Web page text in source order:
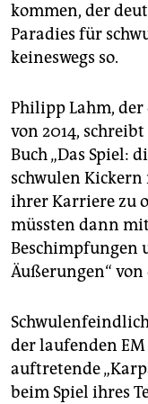
kommen, der
Paradies für
keineswegs so.
Philipp Lahm,
von 2014,
Buch „Das Spiel:
schwulen
ihrer Karriere zu
müssten dann
Beschimpfungen
Äußerungen“ von
der laufenden
auftretende
beim Spiel ihres